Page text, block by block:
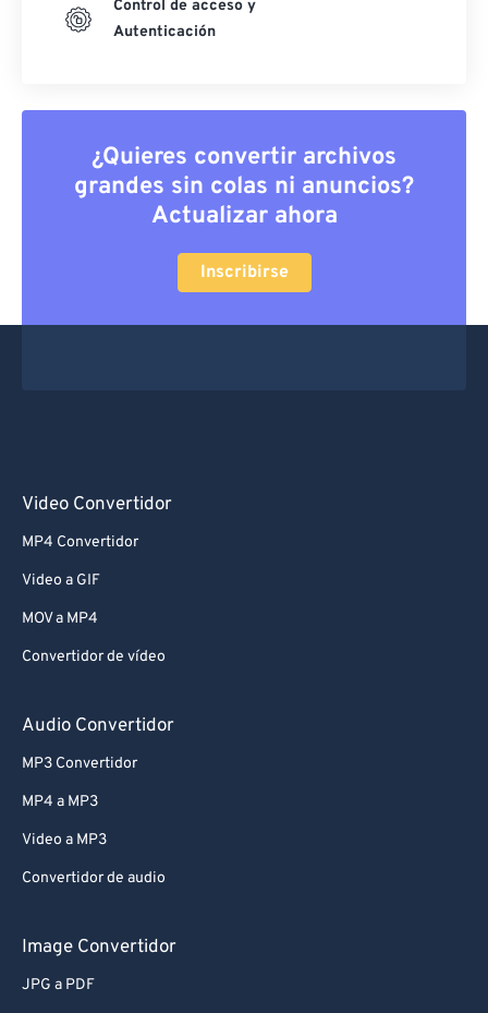
Control de acceso y
Autenticación
¿Quieres convertir archivos
grandes sin colas ni anuncios?
Actualizar ahora
Inscribirse
Video Convertidor
MP4 Convertidor
Video a GIF
MOV a MP4
Convertidor de vídeo
Audio Convertidor
MP3 Convertidor
MP4 a MP3
Video a MP3
Convertidor de audio
Image Convertidor
JPG a PDF